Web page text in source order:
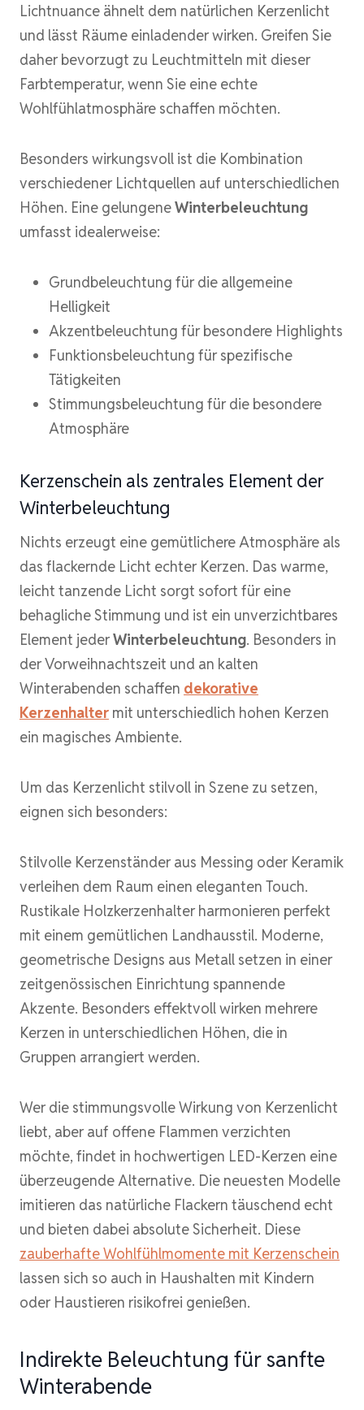
Lichtnuance ähnelt dem natürlichen Kerzenlicht
und lässt Räume einladender wirken. Greifen Sie
daher bevorzugt zu Leuchtmitteln mit dieser
Farbtemperatur, wenn Sie eine echte
Wohlfühlatmosphäre schaffen möchten.
Besonders wirkungsvoll ist die Kombination
verschiedener Lichtquellen auf unterschiedlichen
Höhen. Eine gelungeneWinterbeleuchtung
umfasst idealerweise:
Grundbeleuchtung für die allgemeine
Helligkeit
Akzentbeleuchtung für besondere Highlights
Funktionsbeleuchtung für spezifische
Tätigkeiten
Stimmungsbeleuchtung für die besondere
Atmosphäre
Kerzenschein als zentrales Element der
Winterbeleuchtung
Nichts erzeugt eine gemütlichere Atmosphäre als
das flackernde Licht echter Kerzen. Das warme,
leicht tanzende Licht sorgt sofort für eine
behagliche Stimmung und ist ein unverzichtbares
Element jederWinterbeleuchtung. Besonders in
der Vorweihnachtszeit und an kalten
Winterabenden schaffen dekorative
Kerzenhalter mit unterschiedlich hohen Kerzen
ein magisches Ambiente.
Um das Kerzenlicht stilvoll in Szene zu setzen,
eignen sich besonders:
Stilvolle Kerzenständer aus Messing oder Keramik
verleihen dem Raum einen eleganten Touch.
Rustikale Holzkerzenhalter harmonieren perfekt
mit einem gemütlichen Landhausstil. Moderne,
geometrische Designs aus Metall setzen in einer
zeitgenössischen Einrichtung spannende
Akzente. Besonders effektvoll wirken mehrere
Kerzen in unterschiedlichen Höhen, die in
Gruppen arrangiert werden.
Wer die stimmungsvolle Wirkung von Kerzenlicht
liebt, aber auf offene Flammen verzichten
möchte, findet in hochwertigen LED-Kerzen eine
überzeugende Alternative. Die neuesten Modelle
imitieren das natürliche Flackern täuschend echt
und bieten dabei absolute Sicherheit. Diese
zauberhafte Wohlfühlmomente mit Kerzenschein
lassen sich so auch in Haushalten mit Kindern
oder Haustieren risikofrei genießen.
Indirekte Beleuchtung für sanfte
Winterabende